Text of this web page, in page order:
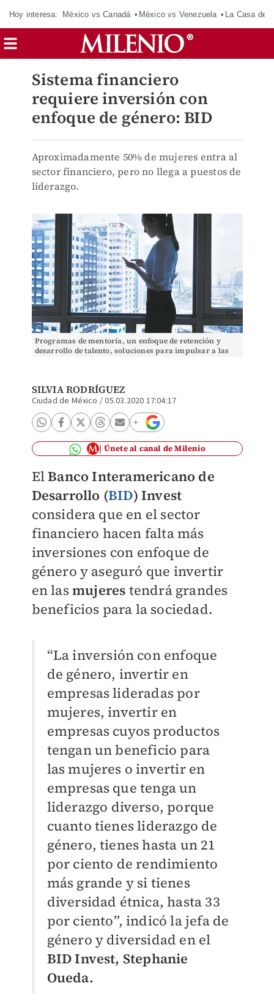
Hoy interesa: México vs Canadá México vs Venezuela La Casa de
Sistema financiero
requiere inversión con
enfoque de género: BID
Aproximadamente 50% de mujeres entra al
sector financiero, pero no llega a puestos de
liderazgo.
Programas de mentoría, un enfoque de retención y
desarrollo de talento, soluciones para impulsar a las
SILVIA RODRÍGUEZ
Ciudad de México /05.03.2020 17:04:17
Únete al canal de Milenio
ElBanco Interamericano de
Desarrollo (BID) Invest
considera que en el sector
financiero hacen falta más
inversiones con enfoque de
género y aseguró que invertir
en lasmujeres tendrá grandes
beneficios para la sociedad.
“La inversión con enfoque
de género, invertir en
empresas lideradas por
mujeres, invertir en
empresas cuyos productos
tengan un beneficio para
las mujeres o invertir en
empresas que tenga un
liderazgo diverso, porque
cuanto tienes liderazgo de
género, tienes hasta un 21
por ciento de rendimiento
más grande y si tienes
diversidad étnica, hasta 33
por ciento”, indicó la jefa de
género y diversidad en el
BID Invest, Stephanie
Oueda.